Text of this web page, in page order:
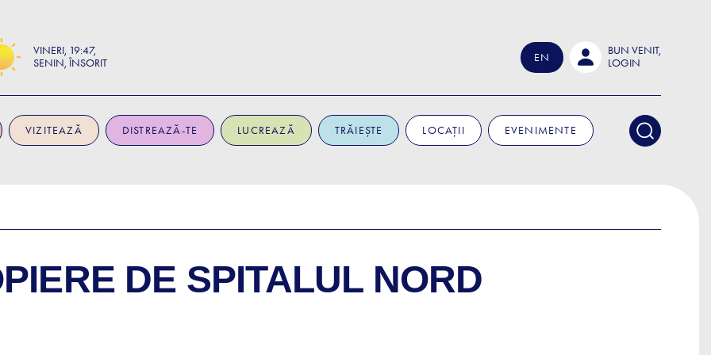
VINERI 19:47
SENIN, ÎNSORIT
EN
BUN VENIT,
LOGIN
VIZITEAZĂ DISTREAZĂ-TE LUCREAZĂ TRĂIEȘTE LOCAȚII EVENIMENTE
DE SPITALUL NORD